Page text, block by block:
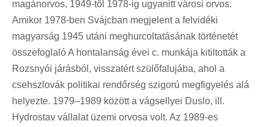
magánorvos, 1949-től 1978-ig ugyanitt városi orvos.
Amikor 1978-ben Svájcban megjelent a felvidéki
magyarság 1945 utáni meghurcoltatásának történetét
összefoglaló A hontalanság évei c. munkája kitiltották a
Rozsnyói járásból, visszatért szülőfalujába, ahol a
csehszlovák politikai rendőrség szigorú megfigyelés alá
helyezte. 1979–1989 között a vágsellyei Duslo, ill.
Hydrostav vállalat üzemi orvosa volt. Az 1989-es